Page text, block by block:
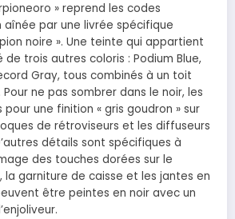
» reprend les codes
aînée par une livrée spécifique
noire ». Une teinte qui appartient
trois autres coloris : Podium Blue,
Gray, tous combinés à un toit
ne pas sombrer dans le noir, les
une finition « gris goudron » sur
de rétroviseurs et les diffuseurs
détails sont spécifiques à
des touches dorées sur le
la garniture de caisse et les jantes en
être peintes en noir avec un